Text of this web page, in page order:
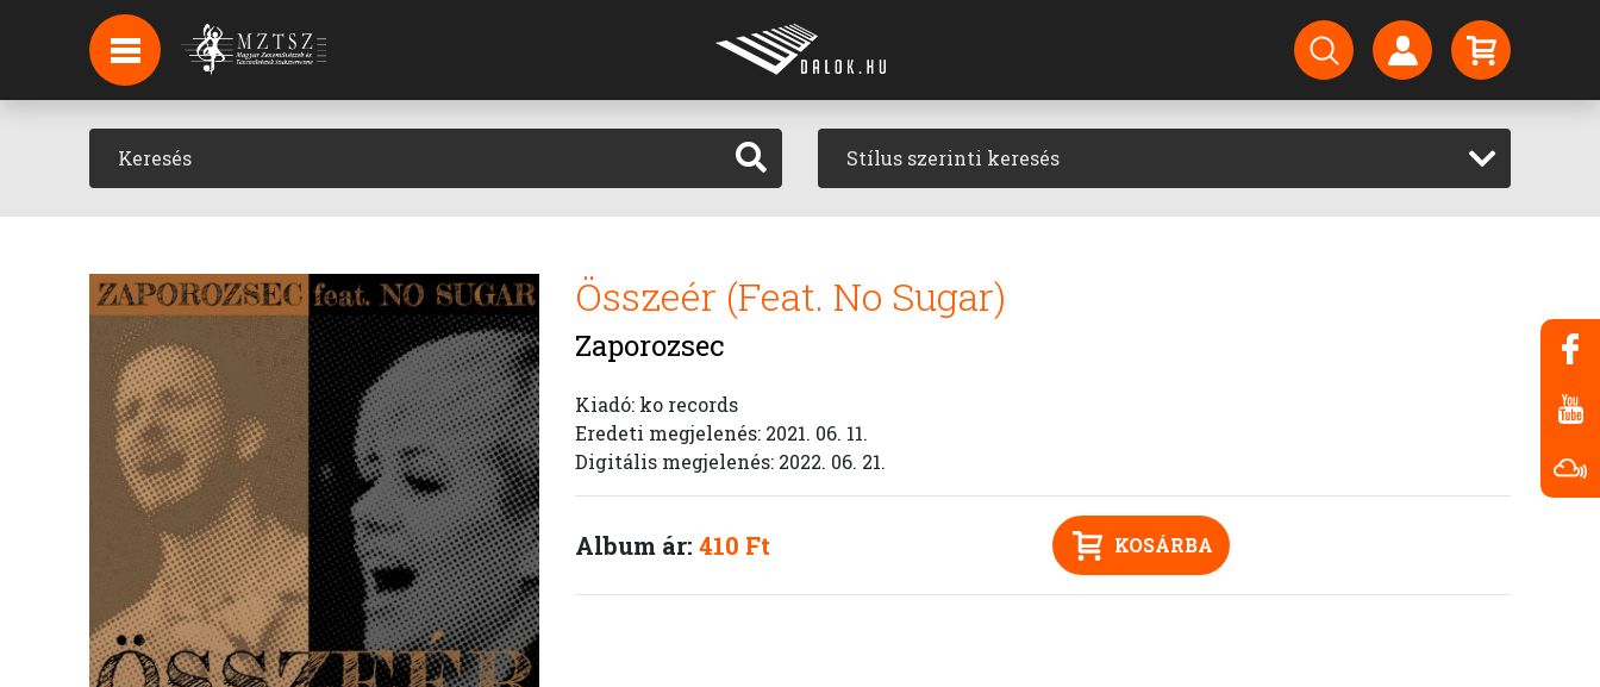
HÍREK
HÍRLEVÉL FELIRATKOZÁS
PODCAST Stílus szerinti keresés
Összeér (Feat. No Sugar)
Zaporozsec
Kiadó: ko records
Eredeti megjelenés: 2021. 06. 11.
Digitális megjelenés: 2022. 06. 21.
Album ár: 410 Ft KOSÁRBA